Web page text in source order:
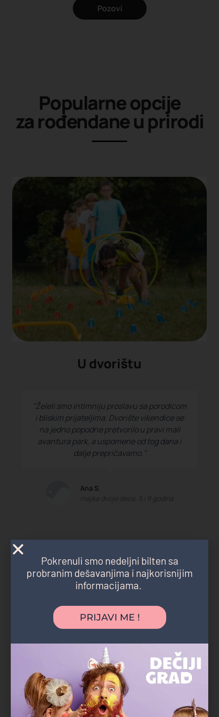
Pozovi
Popularne opcije
za rođendane u prirodi
U dvorištu
"Želeli smo intimniju proslavu sa porodicom
i bliskim prijateljima. Dvorište vikendice se
na jedno popodne pretvorilo u pravi mali
avantura park, a uspomene od tog dana i
dalje prepričavamo."
Ana S.
majka dvoje dece, 5 i 9 godina
Pokrenuli smo nedeljni bilten sa
probranim dešavanjima i najkorisnijim
informacijama.
PRIJAVI ME !